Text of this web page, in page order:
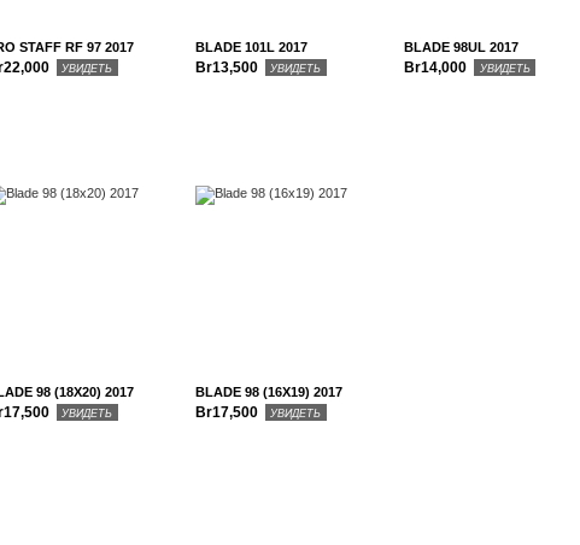
STAFF RF 97 2017
УВИДЕТЬ
BLADE 101L 2017
Br13,500 УВИДЕТЬ
BLADE 98UL 2017
Br14,000 УВИДЕТЬ
98 (18X20) 2017
УВИДЕТЬ
BLADE 98 (16X19) 2017
Br17,500 УВИДЕТЬ